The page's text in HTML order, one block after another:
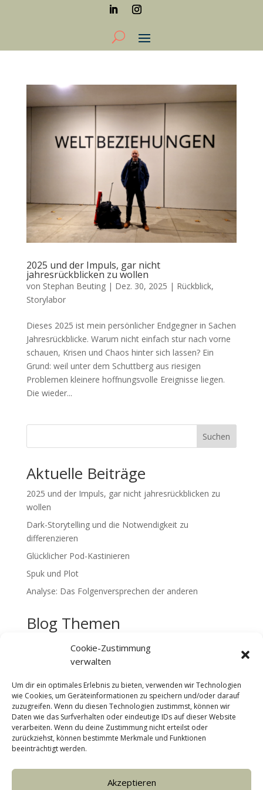
Cookie-Zustimmung
verwalten
Um dir ein optimales Erlebnis zu bieten, verwenden wir Technologien
wie Cookies, um Geräteinformationen zu speichern und/oder darauf
zuzugreifen. Wenn du diesen Technologien zustimmst, können wir
Daten wie das Surfverhalten oder eindeutige IDs auf dieser Website
verarbeiten. Wenn du deine Zustimmung nicht erteilst oder
zurückziehst, können bestimmte Merkmale und Funktionen
beeinträchtigt werden.
Akzeptieren
2025 und der Impuls, gar nicht
jahresrückblicken zu wollen
von Stephan Beuting| Dez. 30, 2025 | Rückblick,
Storylabor
Dieses 2025 ist mein persönlicher Endgegner in Sachen
Jahresrückblicke. Warum nicht einfach stur nach vorne
schauen, Krisen und Chaos hinter sich lassen? Ein
Grund: weil unter dem Schuttberg aus riesigen
Problemen kleinere hoffnungsvolle Ereignisse liegen.
Die wieder...
Suchen
Aktuelle Beiträge
2025 und der Impuls, gar nicht jahresrückblicken zu
wollen
Dark-Storytelling und die Notwendigkeit zu
differenzieren
Glücklicher Pod-Kastinieren
Spuk und Plot
Analyse: Das Folgenversprechen der anderen
Blog Themen
Tools
Uncategorized
Cookie-Richtlinie (EU)
Datenschutz
Impressum